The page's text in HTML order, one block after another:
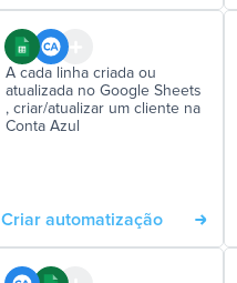
A cada linha criada ou
atualizada no Google Sheets
, criar/atualizar um cliente na
Conta Azul
Criar automatização